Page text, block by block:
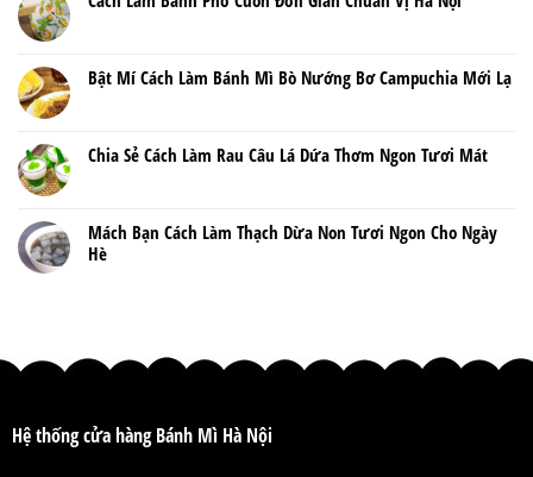
Bật Mí Cách Làm Bánh Mì Bò Nướng Bơ Campuchia Mới Lạ
Chia Sẻ Cách Làm Rau Câu Lá Dứa Thơm Ngon Tươi Mát
Mách Bạn Cách Làm Thạch Dừa Non Tươi Ngon Cho Ngày
Hè
Hệ thống cửa hàng Bánh Mì Hà Nội